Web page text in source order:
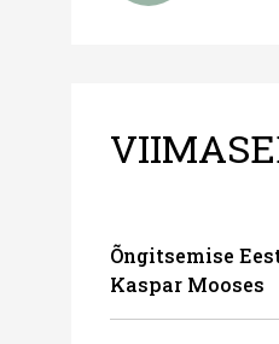
Õngitsemise
Kaspar Mooses